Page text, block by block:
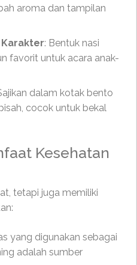
aroma dan tampilan
Karakter: Bentuk nasi
favorit untuk acara anak-
dalam kotak bento
cocok untuk bekal
Kesehatan
tetapi juga memiliki
yang digunakan sebagai
adalah sumber